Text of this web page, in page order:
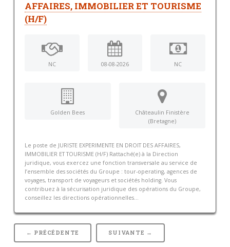
AFFAIRES, IMMOBILIER ET TOURISME
(H/F)
NC 08-08-2026 NC
Golden Bees
Châteaulin Finistère
(Bretagne)
Le poste de JURISTE EXPERIMENTE EN DROIT DES AFFAIRES,
IMMOBILIER ET TOURISME (H/F) Rattaché(e) à la Direction
juridique, vous exercez une fonction transversale au service de
l’ensemble des sociétés du Groupe : tour-operating, agences de
voyages, transport de voyageurs et sociétés holding. Vous
contribuez à la sécurisation juridique des opérations du Groupe,
conseillez les directions opérationnelles...
← PRÉCÉDENTE SUIVANTE →